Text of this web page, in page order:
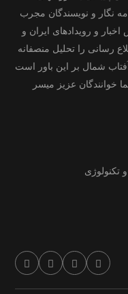
نگار و نویسندگان مجرب
و رویدادهای ایران و
رسانی را تحلیل منصفانه
شمال بر این باور است
خوانندگان عزیز میسر
تکنولوژی